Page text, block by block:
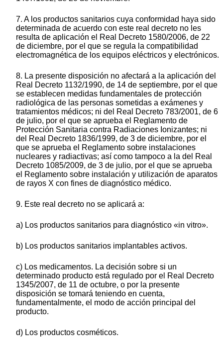
7. A los productos sanitarios cuya conformidad haya sido
determinada de acuerdo con este real decreto no les
resulta de aplicación el Real Decreto 1580/2006, de 22
de diciembre, por el que se regula la compatibilidad
electromagnética de los equipos eléctricos y electrónicos.
8. La presente disposición no afectará a la aplicación del
Real Decreto 1132/1990, de 14 de septiembre, por el que
se establecen medidas fundamentales de protección
radiológica de las personas sometidas a exámenes y
tratamientos médicos; ni del Real Decreto 783/2001, de 6
de julio, por el que se aprueba el Reglamento de
Protección Sanitaria contra Radiaciones Ionizantes; ni
del Real Decreto 1836/1999, de 3 de diciembre, por el
que se aprueba el Reglamento sobre instalaciones
nucleares y radiactivas; así como tampoco a la del Real
Decreto 1085/2009, de 3 de julio, por el que se aprueba
el Reglamento sobre instalación y utilización de aparatos
de rayos X con fines de diagnóstico médico.
9. Este real decreto no se aplicará a:
a) Los productos sanitarios para diagnóstico «in vitro».
b) Los productos sanitarios implantables activos.
c) Los medicamentos. La decisión sobre si un
determinado producto está regulado por el Real Decreto
1345/2007, de 11 de octubre, o por la presente
disposición se tomará teniendo en cuenta,
fundamentalmente, el modo de acción principal del
producto.
d) Los productos cosméticos.